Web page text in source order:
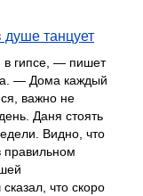
душе танцует
гипсе, — пишет
— Дома каждый
важно не
Даня стоять
Видно, что
правильном
что скоро